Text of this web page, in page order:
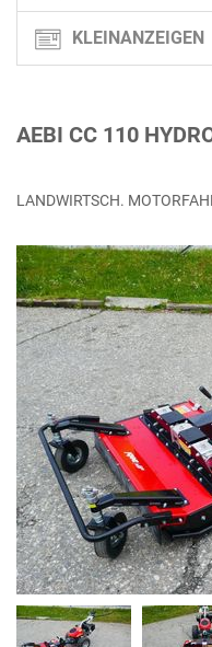
KLEINANZEIGEN
AEBI CC 110
LANDWIRTSCH.